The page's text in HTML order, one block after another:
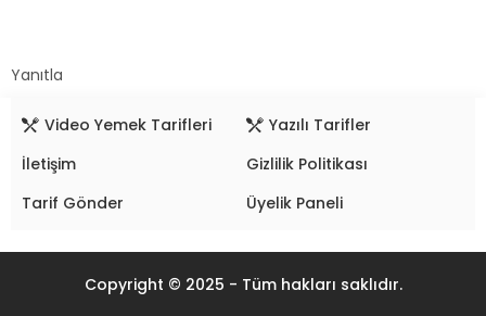
Yanıtla
Video Yemek Tarifleri
Yazılı Tarifler
İletişim
Gizlilik Politikası
Tarif Gönder
Üyelik Paneli
Copyright © 2025 - Tüm hakları saklıdır.